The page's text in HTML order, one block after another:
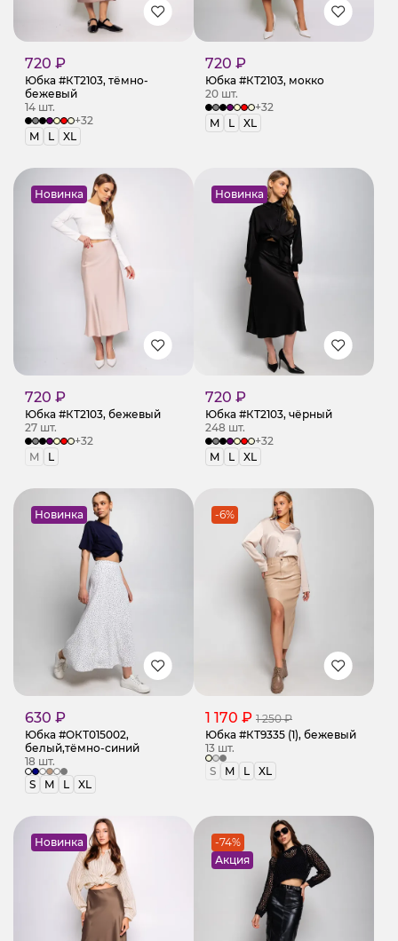
720 ₽
Юбка #КТ2103, тёмно-
бежевый
14 шт.
+32
M
L XL
720 ₽
Юбка #КТ2103, мокко
20 шт.
+32
M
L XL
Новинка
720 ₽
Юбка #КТ2103, бежевый
27 шт.
+32
M
L
Новинка
720 ₽
Юбка #КТ2103, чёрный
248 шт.
+32
M
L XL
Новинка
630 ₽
Юбка #ОКТ015002,
белый,тёмно-синий
18 шт.
S
M L XL
-6%
1 170 ₽ 1 250 ₽
Юбка #КТ9335 (1), бежевый
13 шт.
S
M L XL
Новинка
-74%
Акция